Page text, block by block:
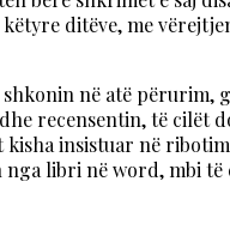
ditëve, me
në atë përurim,
recensentin, të cilët
insistuar në
libri në word, mbi